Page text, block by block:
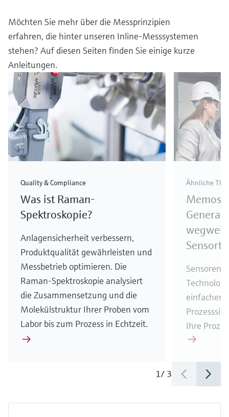
Möchten Sie mehr über die Messprinzipien
erfahren, die hinter unseren Inline-Messsystemen
stehen? Auf diesen Seiten finden Sie einige kurze
Anleitungen.
Quality & Compliance
Was ist Raman-
Spektroskopie?
Anlagensicherheit verbessern,
Produktqualität gewährleisten und
Messbetrieb optimieren. Die
Raman-Spektroskopie analysiert
die Zusammensetzung und die
Molekülstruktur Ihrer Proben vom
Labor bis zum Prozess in Echtzeit.
Ähnliche
Sensoren
einfacher,
Ihre
1/ 3